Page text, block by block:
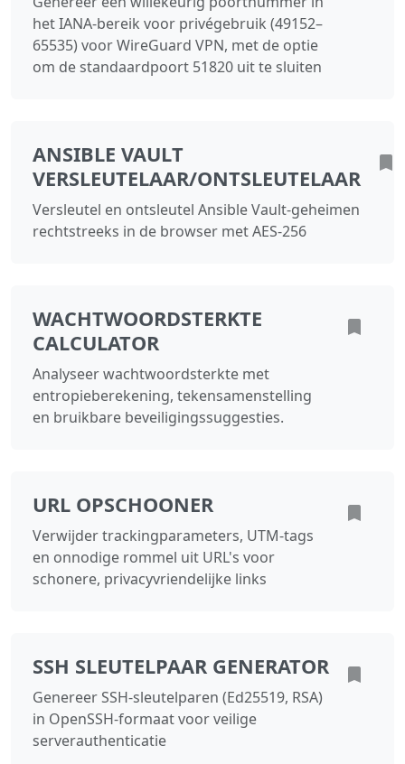
het IANA-bereik voor privégebruik (49152–
65535) voor WireGuard VPN, met de optie
om de standaardpoort 51820 uit te sluiten
ANSIBLE VAULT
VERSLEUTELAAR/ONTSLEUTELAAR
Versleutel en ontsleutel Ansible Vault-geheimen
rechtstreeks in de browser met AES-256
WACHTWOORDSTERKTE
CALCULATOR
Analyseer wachtwoordsterkte met
entropieberekening, tekensamenstelling
en bruikbare beveiligingssuggesties.
URL OPSCHOONER
Verwijder trackingparameters, UTM-tags
en onnodige rommel uit URL's voor
schonere, privacyvriendelijke links
SSH SLEUTELPAAR GENERATOR
Genereer SSH-sleutelparen (Ed25519, RSA)
in OpenSSH-formaat voor veilige
serverauthenticatie